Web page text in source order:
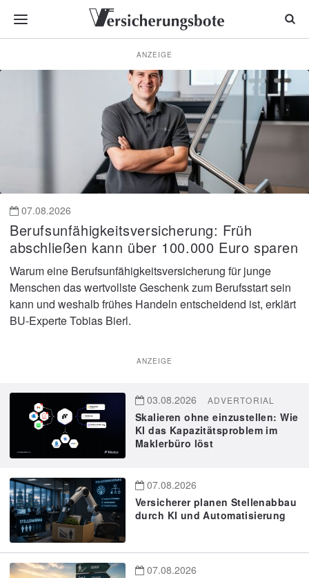
ANZEIGE
Nachrichten
Versicherungsmakler
und
Vermittler
07.08.2026
Berufsunfähigkeitsversicherung: Früh
abschließen kann über 100.000 Euro sparen
Warum eine Berufsunfähigkeitsversicherung für junge
Menschen das wertvollste Geschenk zum Berufsstart sein
kann und weshalb frühes Handeln entscheidend ist, erklärt
BU-Experte Tobias Bierl.
ANZEIGE
03.08.2026 ADVERTORIAL
Skalieren ohne einzustellen: Wie
KI das Kapazitätsproblem im
Maklerbüro löst
07.08.2026
Versicherer planen Stellenabbau
durch KI und Automatisierung
07.08.2026